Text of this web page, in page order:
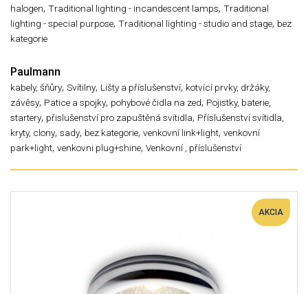
halogen, Traditional lighting - incandescent lamps, Traditional
lighting - special purpose, Traditional lighting - studio and stage, bez
kategorie
Paulmann
kabely, šňůry, Svítilny, Lišty a příslušenství, kotvící prvky, držáky,
závěsy, Patice a spojky, pohybové čidla na zed, Pojistky, baterie,
startery, přislušenství pro zapuštěná svítidla, Příslušenství svítidla,
kryty, clony, sady, bez kategorie, venkovní link+light, venkovní
park+light, venkovni plug+shine, Venkovní , příslušenství
AKCIA